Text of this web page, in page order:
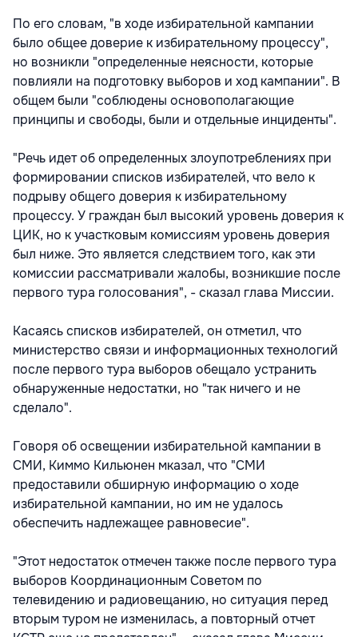
По его словам, "в ходе избирательной кампании
было общее доверие к избирательному процессу",
но возникли "определенные неясности, которые
повлияли на подготовку выборов и ход кампании". В
общем были "соблюдены основополагающие
принципы и свободы, были и отдельные инциденты".
"Речь идет об определенных злоупотреблениях при
формировании списков избирателей, что вело к
подрыву общего доверия к избирательному
процессу. У граждан был высокий уровень доверия к
ЦИК, но к участковым комиссиям уровень доверия
был ниже. Это является следствием того, как эти
комиссии рассматривали жалобы, возникшие после
первого тура голосования", - сказал глава Миссии.
Касаясь списков избирателей, он отметил, что
министерство связи и информационных технологий
после первого тура выборов обещало устранить
обнаруженные недостатки, но "так ничего и не
сделало".
Говоря об освещении избирательной кампании в
СМИ, Киммо Кильюнен мказал, что "СМИ
предоставили обширную информацию о ходе
избирательной кампании, но им не удалось
обеспечить надлежащее равновесие".
"Этот недостаток отмечен также после первого тура
выборов Координационным Советом по
телевидению и радиовещанию, но ситуация перед
вторым туром не изменилась, а повторный отчет